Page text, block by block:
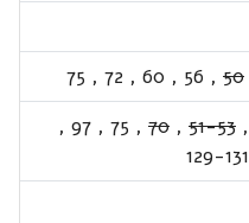
50
,
56
,
60
,
72
,
75
,
51-53
,
70
,
75
,
97
,
129-131